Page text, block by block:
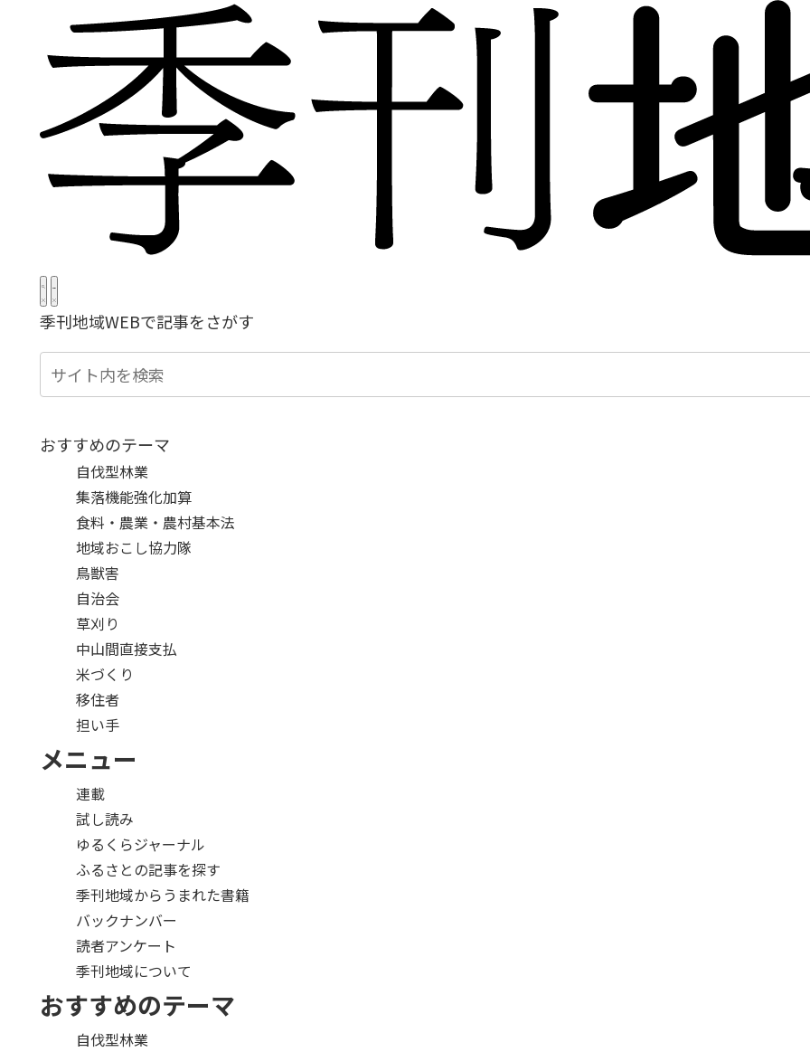
季刊地域WEBで記事をさがす
おすすめのテーマ
自伐型林業
集落機能強化加算
食料・農業・農村基本法
地域おこし協力隊
鳥獣害
自治会
草刈り
中山間直接支払
米づくり
移住者
担い手
メニュー
連載
試し読み
ゆるくらジャーナル
ふるさとの記事を探す
季刊地域からうまれた書籍
バックナンバー
読者アンケート
季刊地域について
おすすめのテーマ
自伐型林業